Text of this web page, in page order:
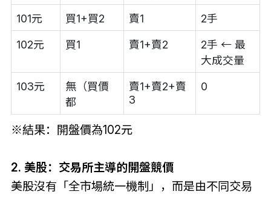
101元 買1+買2 賣1 2手
102元 買1 賣1+賣2
2手 ← 最
大成交量
103元
無（買價
都
賣1+賣2+賣
3
0
※結果：開盤價為102元
2. 美股：交易所主導的開盤競價
美股沒有「全市場統一機制」，而是由不同交易